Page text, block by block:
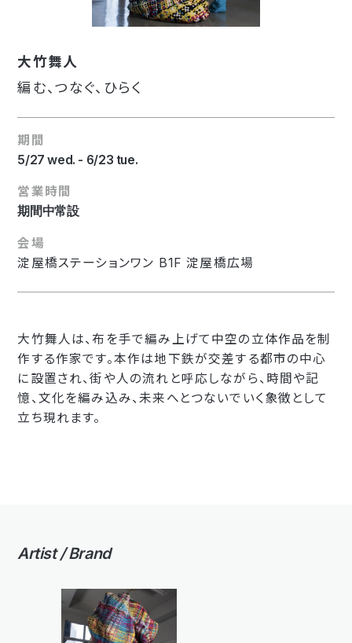
大竹舞人
編む、つなぐ、ひらく
期間
5/27 wed. - 6/23 tue.
営業時間
期間中常設
会場
淀屋橋ステーションワン B1F 淀屋橋広場
大竹舞人は、布を手で編み上げて中空の立体作品を制
作する作家です。本作は地下鉄が交差する都市の中心
に設置され、街や人の流れと呼応しながら、時間や記
憶、文化を編み込み、未来へとつないでいく象徴として
立ち現れます。
Artist / Brand